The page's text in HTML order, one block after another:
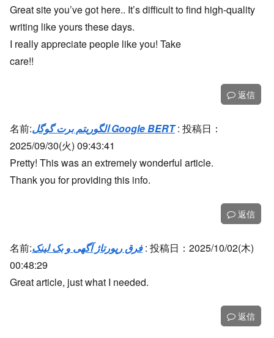
Great site you’ve got here.. It’s difficult to find high-quality
writing like yours these days.
I really appreciate people like you! Take
care!!
返信
名前: الگوریتم برت گوگل Google BERT: 投稿日：
2025/09/30(火) 09:43:41
Pretty! This was an extremely wonderful article.
Thank you for providing this info.
返信
名前:فرق رپورتاژ آگهی و بک لینک: 投稿日：2025/10/02(木)
00:48:29
Great article, just what I needed.
返信